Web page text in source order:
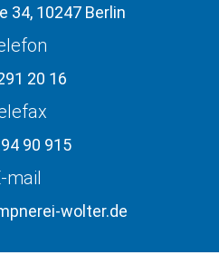
34, 10247 Berlin
20 16
90 915
mail
wolter.de